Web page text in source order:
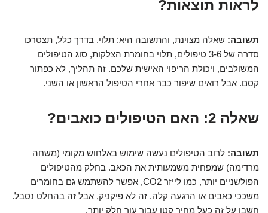
לראות תוצאות?
תשובה: שאלה מצוינת, והתשובה היא: תלוי. בדרך כלל, תצטרכו
סדרה של 3-6 טיפולים, תלוי בחומרת הצלקות, סוג הטיפולים
המשולבים, ויכולת הריפוי האישית שלכם. זה תהליך, לא כפתור
קסם. אבל רואים שיפור כבר אחרי הטיפול הראשון או השני.
שאלה 2: האם הטיפולים כואבים?
תשובה: לרוב הטיפולים נעשה שימוש באלחוש מקומי (משחה
מרדימה) שמפחית משמעותית את הכאב. בחלק מהטיפולים
הפולשניים יותר, כמו לייזר CO2, אפשר להשתמש גם בחומרים
משככי כאבים או הרגעה קלה. זה לא פיקניק, אבל זה בהחלט נסבל.
חשבו על זה כעל מחיר קטן עבור עור חלק יותר.